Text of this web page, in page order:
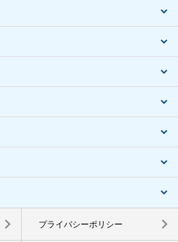
プライバシーポリシー